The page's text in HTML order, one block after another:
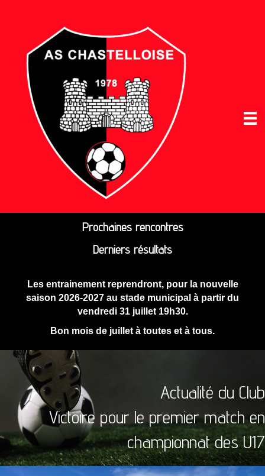
Prochaines rencontres
Derniers résultats
Les entrainement reprendront, pour la nouvelle
saison 2026-2027 au stade municipal à partir du
vendredi 31 juillet 19h30.
Bon mois de juillet à toutes et à tous.
Actualité du Club
Victoire pour le premier match en
championnat des U17